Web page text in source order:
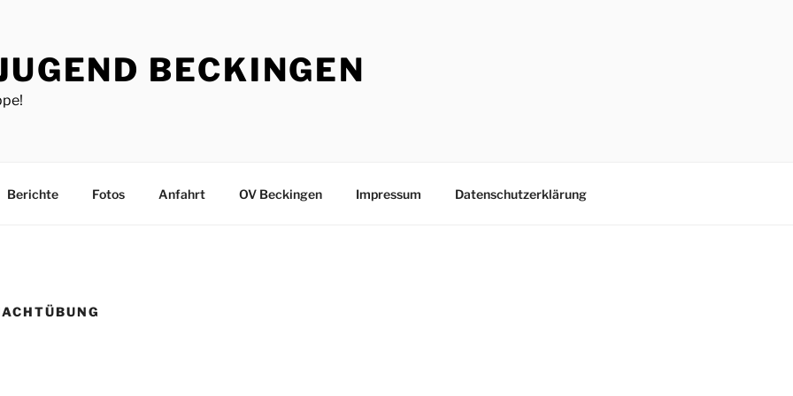
BECKINGEN
Berichte Fotos Anfahrt OV Beckingen Impressum Datenschutzerklärung